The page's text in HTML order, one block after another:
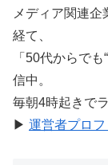
メディア関連
経て、
「50代からで
信中。
毎朝4時起きで
▶︎ 運営者プロ